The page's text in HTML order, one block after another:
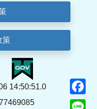
策
14:50:51.0